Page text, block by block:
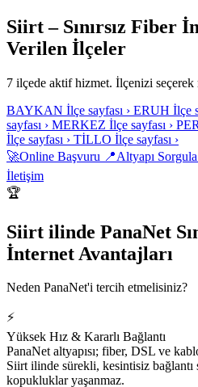
Siirt – Sınırsız Fiber
Verilen İlçeler
7 ilçede aktif hizmet. İlçenizi seçerek
BAYKAN İlçe sayfası › ERUH İlçe
sayfası › MERKEZ İlçe sayfası ›
İlçe sayfası › TİLLO İlçe sayfası ›
🚀Online Başvuru 📍Altyapı Sorgula
İletişim
🏆
Siirt ilinde PanaNet
İnternet Avantajları
Neden PanaNet'i tercih etmelisiniz?
⚡
Yüksek Hız & Kararlı Bağlantı
PanaNet altyapısı; fiber, DSL ve
Siirt ilinde sürekli, kesintisiz bağlantı
kopukluklar yaşanmaz.